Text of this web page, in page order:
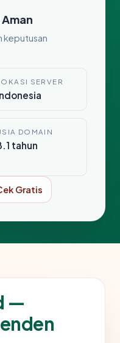
keputusan
SERVER
DOMAIN
tahun
Gratis
—